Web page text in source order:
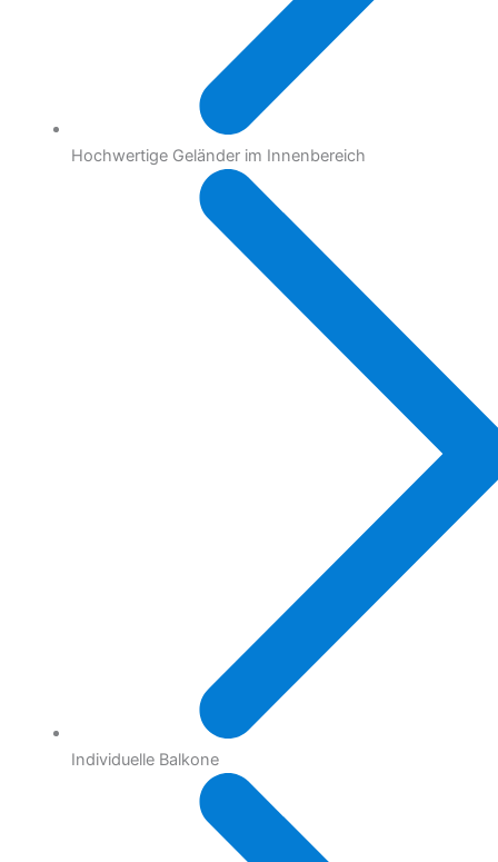
Hochwertige Geländer im Innenbereich
Individuelle Balkone